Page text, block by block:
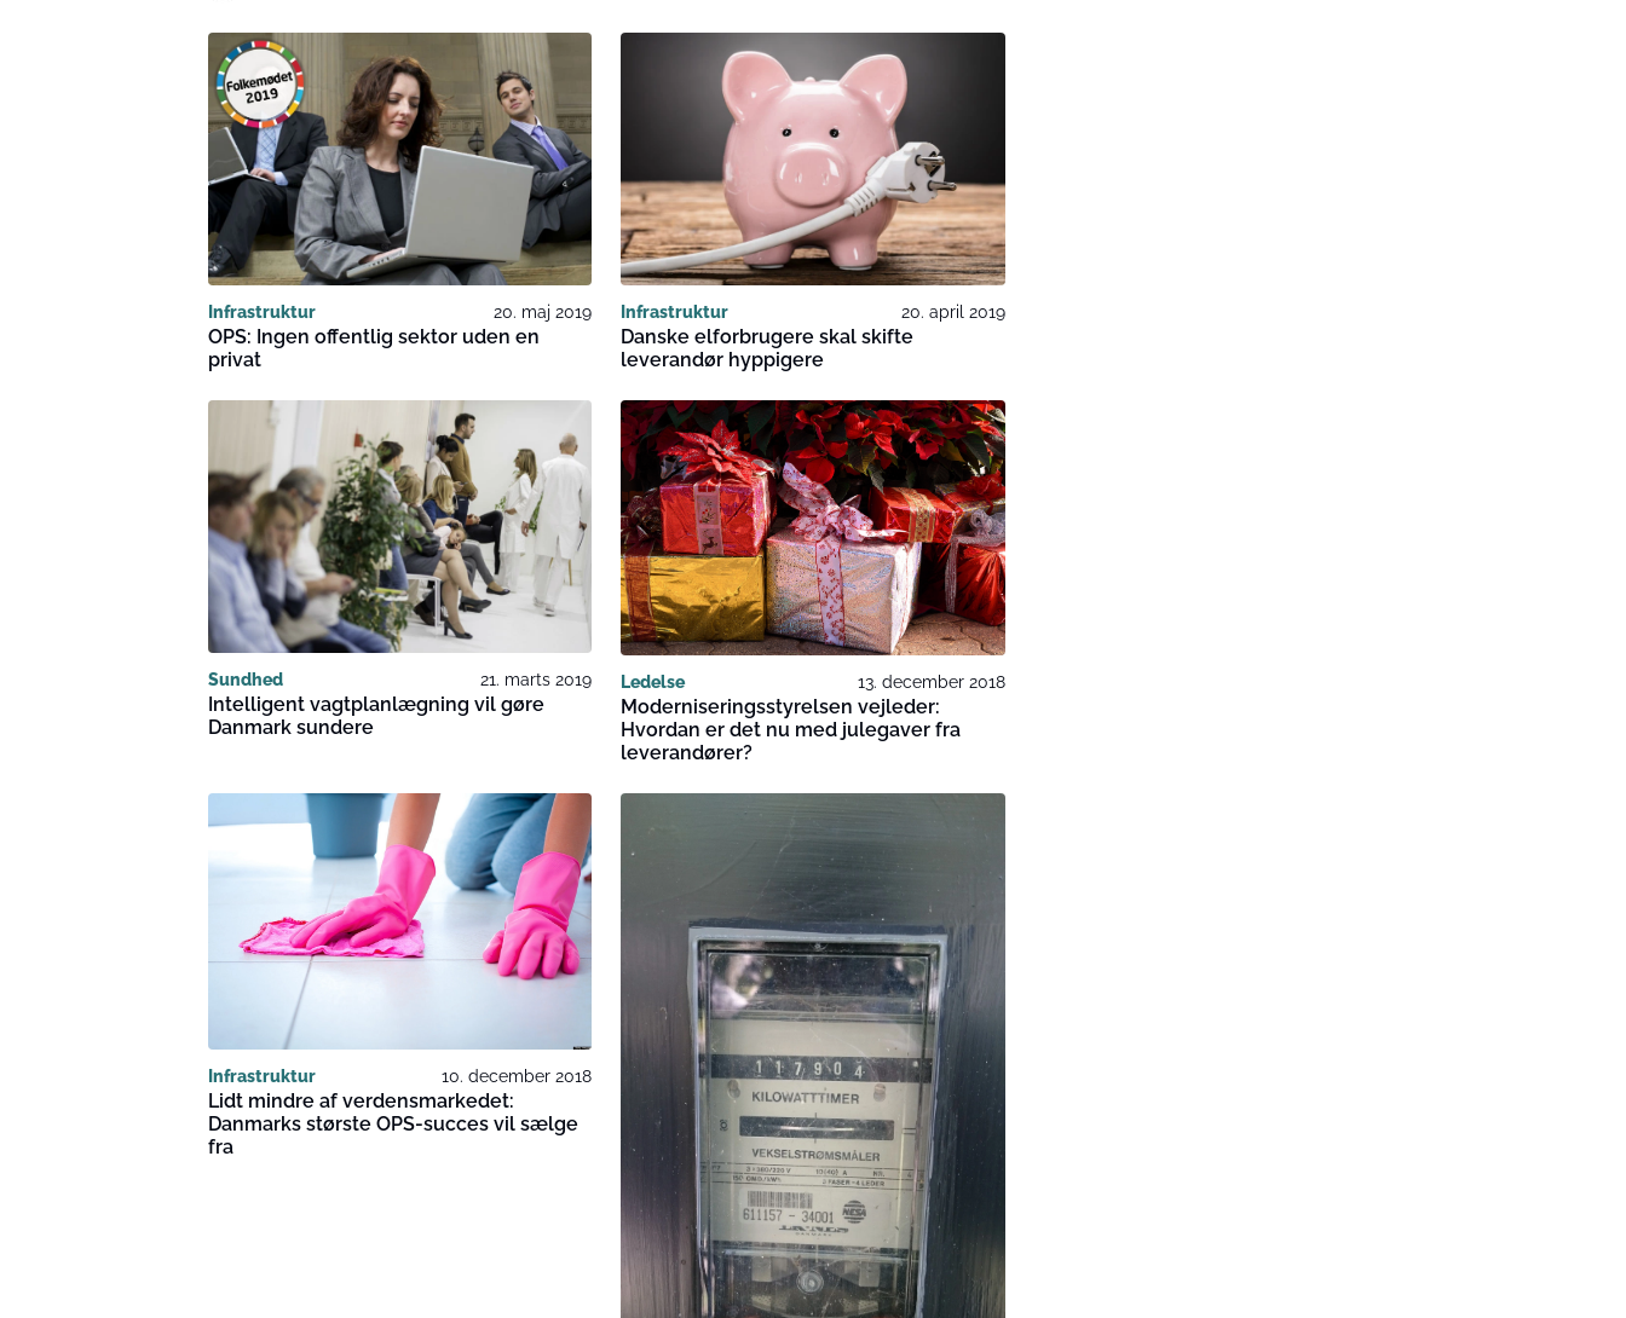
Infrastruktur 20. maj 2019
OPS: Ingen offentlig sektor uden en
privat
Infrastruktur 20. april 2019
Danske elforbrugere skal skifte
leverandør hyppigere
Sundhed 21. marts 2019
Intelligent vagtplanlægning vil gøre
Danmark sundere
Ledelse 13. december 2018
Moderniseringsstyrelsen vejleder:
Hvordan er det nu med julegaver fra
leverandører?
Infrastruktur 10. december 2018
Lidt mindre af verdensmarkedet:
Danmarks største OPS-succes vil sælge
fra